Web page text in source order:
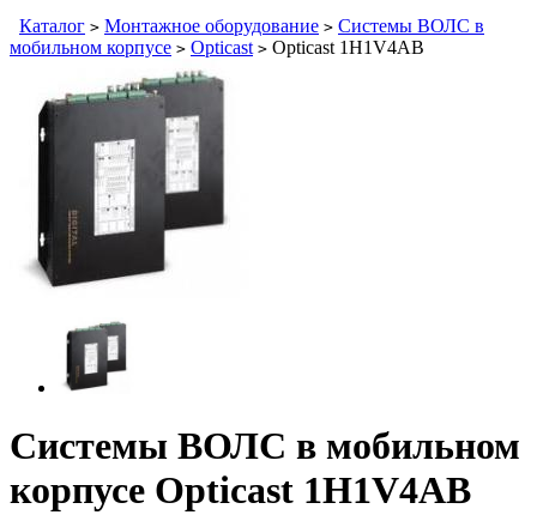
Каталог > Монтажное оборудование > Системы ВОЛС в
мобильном корпусе > Opticast > Opticast 1H1V4AB
Системы ВОЛС в мобильном
корпусе Opticast 1H1V4AB